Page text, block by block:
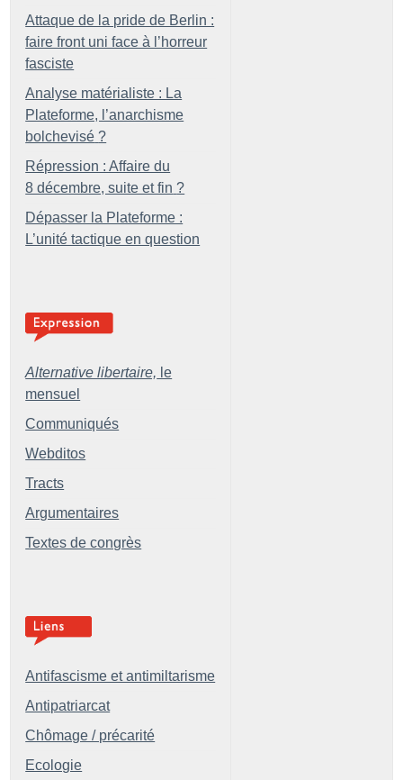
Attaque de la pride de Berlin :
faire front uni face à l’horreur
fasciste
Analyse matérialiste : La
Plateforme, l’anarchisme
bolchevisé ?
Répression : Affaire du
8 décembre, suite et fin ?
Dépasser la Plateforme :
L’unité tactique en question
Alternative libertaire, le
mensuel
Communiqués
Webditos
Tracts
Argumentaires
Textes de congrès
Antifascisme et antimiltarisme
Antipatriarcat
Chômage / précarité
Ecologie